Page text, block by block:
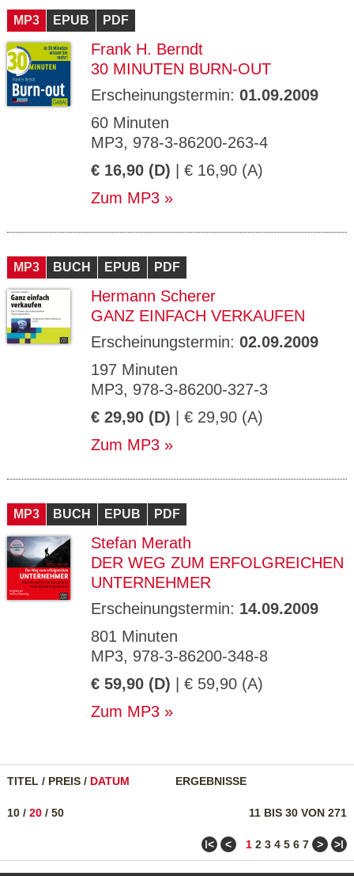
MP3 EPUB PDF
Frank H. Berndt
30 MINUTEN BURN-OUT
Erscheinungstermin: 01.09.2009
60 Minuten
MP3, 978-3-86200-263-4
€ 16,90 (D) | € 16,90 (A)
Zum MP3
MP3 BUCH EPUB PDF
Hermann Scherer
GANZ EINFACH VERKAUFEN
Erscheinungstermin: 02.09.2009
197 Minuten
MP3, 978-3-86200-327-3
€ 29,90 (D) | € 29,90 (A)
Zum MP3
MP3 BUCH EPUB PDF
Stefan Merath
DER WEG ZUM ERFOLGREICHEN
UNTERNEHMER
Erscheinungstermin: 14.09.2009
801 Minuten
MP3, 978-3-86200-348-8
€ 59,90 (D) | € 59,90 (A)
Zum MP3
TITEL / PREIS / DATUM ERGEBNISSE
11 BIS 30 VON 271
10 / 20 / 50
ǀ< < 1 2 3 4 5 6 7 > >ǀ